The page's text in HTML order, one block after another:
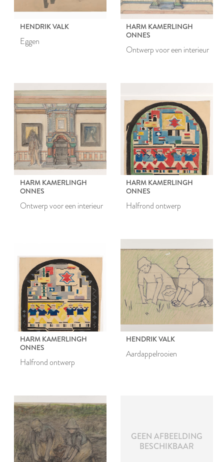
HENDRIK VALK
Eggen
HARM KAMERLINGH
ONNES
Ontwerp voor een interieur
HARM KAMERLINGH
ONNES
Ontwerp voor een interieur
HARM KAMERLINGH
ONNES
Halfrond ontwerp
HARM KAMERLINGH
ONNES
Halfrond ontwerp
HENDRIK VALK
Aardappelrooien
GEEN AFBEELDING
BESCHIKBAAR